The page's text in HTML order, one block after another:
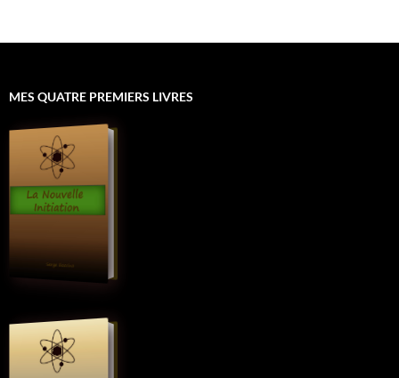
MES QUATRE PREMIERS LIVRES